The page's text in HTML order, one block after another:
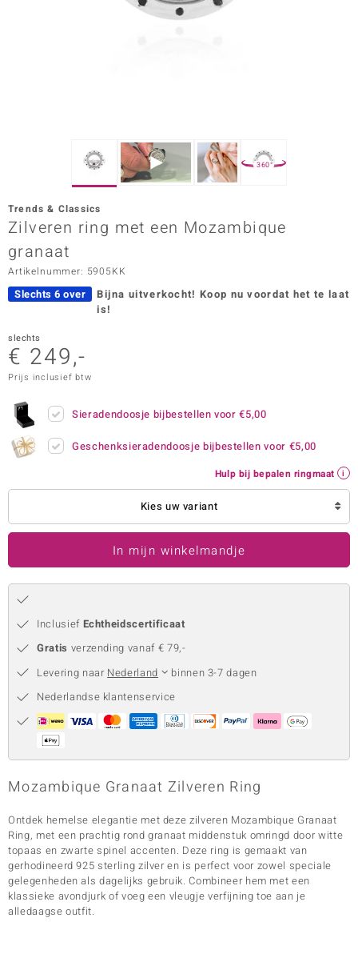
Vogue
360°
Trends & Classics
Zilveren ring met een Mozambique
granaat
Artikelnummer: 5905KK
Slechts 6 over Bijna uitverkocht! Koop nu voordat het te laat
is!
slechts
€ 249,-
Prijs inclusief btw
Sieradendoosje bijbestellen voor€5,00
Geschenksieradendoosje bijbestellen voor €5,00
Hulp bij bepalen ringmaat
Kies uw variant
In mijn winkelmandje
Inclusief Echtheidscertificaat
Gratis verzending vanaf € 79,-
Levering naar Nederland
binnen 3-7 dagen
Nederlandse klantenservice
Mozambique Granaat Zilveren Ring
Ontdek hemelse elegantie met deze zilveren Mozambique Granaat
Ring, met een prachtig rond granaat middenstuk omringd door witte
topaas en zwarte spinel accenten. Deze ring is gemaakt van
gerhodineerd 925 sterling zilver en is perfect voor zowel speciale
gelegenheden als dagelijks gebruik. Combineer hem met een
klassieke avondjurk of voeg een vleugje verfijning toe aan je
alledaagse outfit.